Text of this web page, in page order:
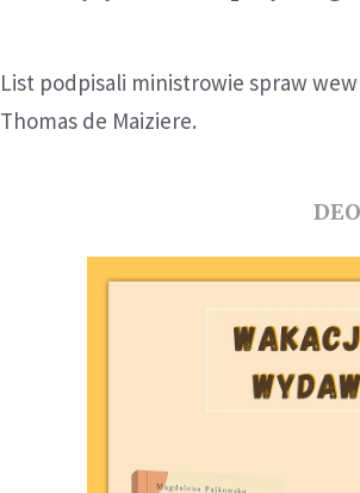
List podpisali ministrowie spraw
Thomas de Maiziere.